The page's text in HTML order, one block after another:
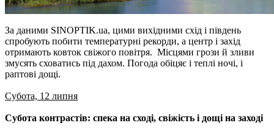
За даними SINOPTIK.ua, цими вихідними схід і південь
спробують побити температурні рекорди, а центр і захід
отримають ковток свіжого повітря. Місцями грози й зливи
змусять сховатись під дахом. Погода обіцяє і теплі ночі, і
раптові дощі.
Субота, 12 липня
Субота контрастів: спека на сході, свіжість і дощі на заході